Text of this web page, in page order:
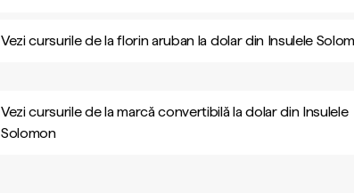
Vezi cursurile de la florin aruban la dolar din Insulele
Vezi cursurile de la marcă convertibilă la dolar din Insulele
Solomon